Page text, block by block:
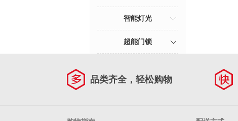
智能灯光
超能门锁
品类齐全，轻松购物